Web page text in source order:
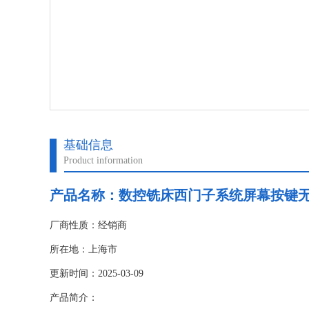
基础信息
Product information
产品名称： 数控铣床西门子系统屏幕按键
厂商性质：经销商
所在地：上海市
更新时间：2025-03-09
产品简介：